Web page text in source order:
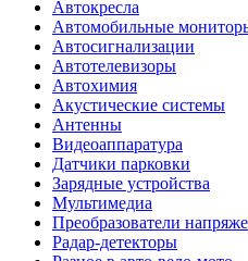
Автокресла
Автомобильные
Автосигнализации
Автотелевизоры
Автохимия
Акустические системы
Антенны
Видеоаппаратура
Датчики парковки
Зарядные устройства
Мультимедиа
Преобразователи
Радар-детекторы